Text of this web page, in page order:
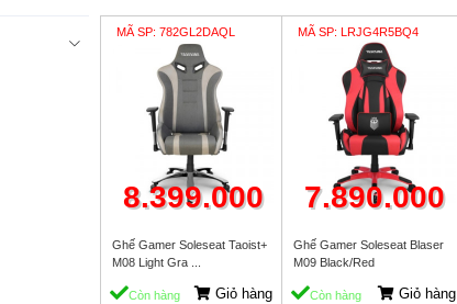
MÃ SP: 782GL2DAQL
8.399.000
Ghế Gamer Soleseat Taoist+
M08 Light Gra ...
Còn hàng Giỏ hàng
MÃ SP: LRJG4R5BQ4
7.890.000
Ghế Gamer Soleseat Blaser
M09 Black/Red
Còn hàng Giỏ hàng